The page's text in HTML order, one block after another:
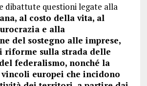
dibattute questioni legate alla
al costo della vita, al
e alla
del sostegno alle imprese,
riforme sulla strada delle
federalismo, nonché la
europei che incidono